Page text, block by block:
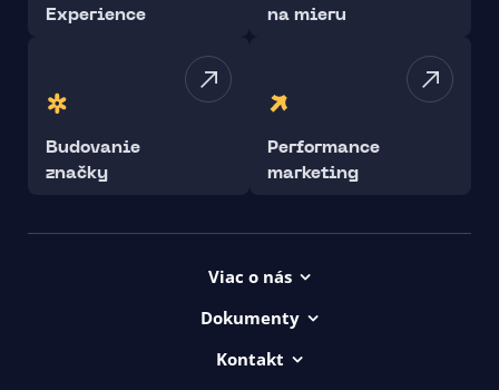
Experience
na mieru
Budovanie
značky
Performance
marketing
Viac o nás
uičkovská abeceda
Dokumenty
Kontakt